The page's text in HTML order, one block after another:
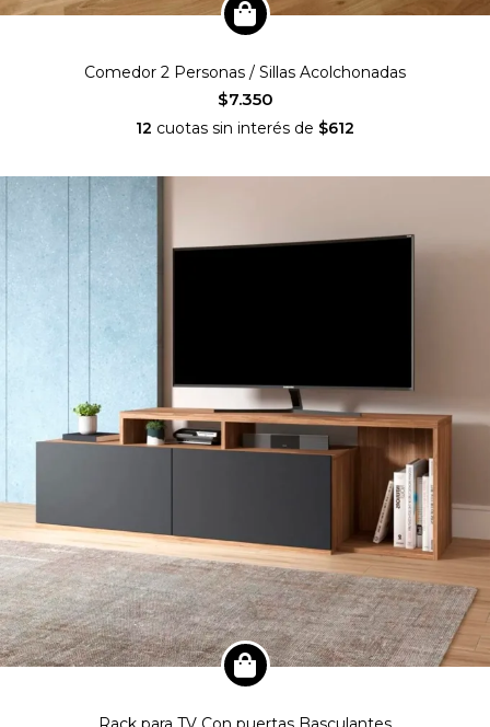
Comedor 2 Personas / Sillas Acolchonadas
$7.350
12 cuotas sin interés de $612